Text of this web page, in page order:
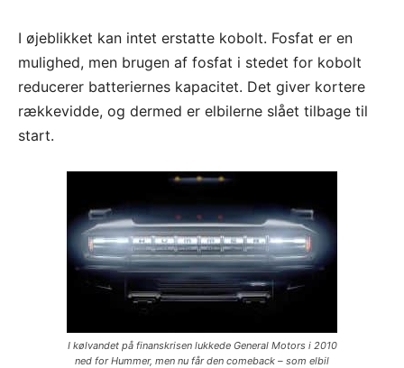
I øjeblikket kan intet erstatte kobolt. Fosfat er en
mulighed, men brugen af fosfat i stedet for kobolt
reducerer batteriernes kapacitet. Det giver kortere
rækkevidde, og dermed er elbilerne slået tilbage til
start.
I kølvandet på finanskrisen lukkede General Motors i 2010
ned for Hummer, men nu får den comeback – som elbil